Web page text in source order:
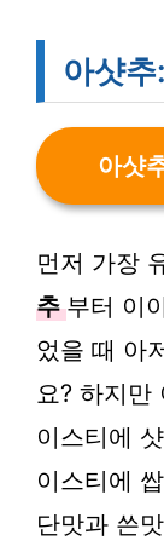
아샷
아샷
먼저 가장
추 부터 이
었을 때 아
요? 하지만
이스티에
이스티에
단맛과 쓴